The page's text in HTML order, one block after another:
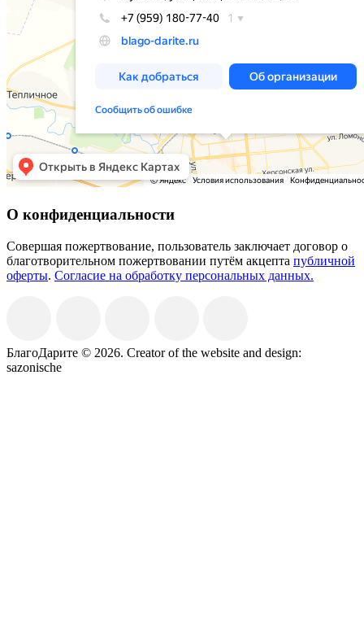
О конфиденциальности
Совершая пожертвование, пользователь заключает договор о
благотворительном пожертвовании путём акцепта публичной
оферты. Согласие на обработку персональных данных.
БлагоДарите © 2026. Creator of the website and design:
sazonische